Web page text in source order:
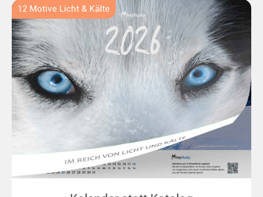
12 Motive Licht & Kälte